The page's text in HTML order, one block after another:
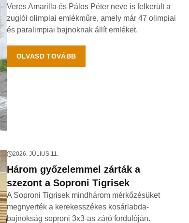
Veres Amarilla és Pálos Péter neve is felkerült a
zuglói olimpiai emlékműre, amely már 47 olimpiai
és paralimpiai bajnoknak állít emléket.
OLVASD TOVÁBB
2026. JÚLIUS 11.
Három győzelemmel zárták a
szezont a Soproni Tigrisek
A Soproni Tigrisek mindhárom mérkőzésüket
megnyerték a kerekesszékes kosárlabda-
bajnokság soproni 3x3-as záró fordulóján.